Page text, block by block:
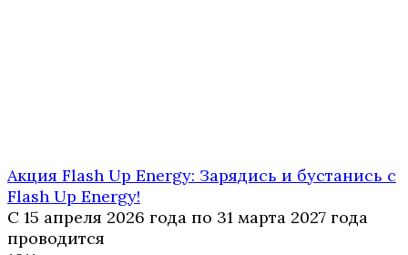
Акция Flash Up Energy: Зарядись и бустанись с
Flash Up Energy!
С 15 апреля 2026 года по 31 марта 2027 года
проводится